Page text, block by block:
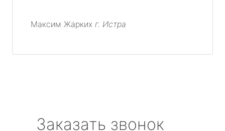
Максим Жарких г. Истра
Заказать звонок